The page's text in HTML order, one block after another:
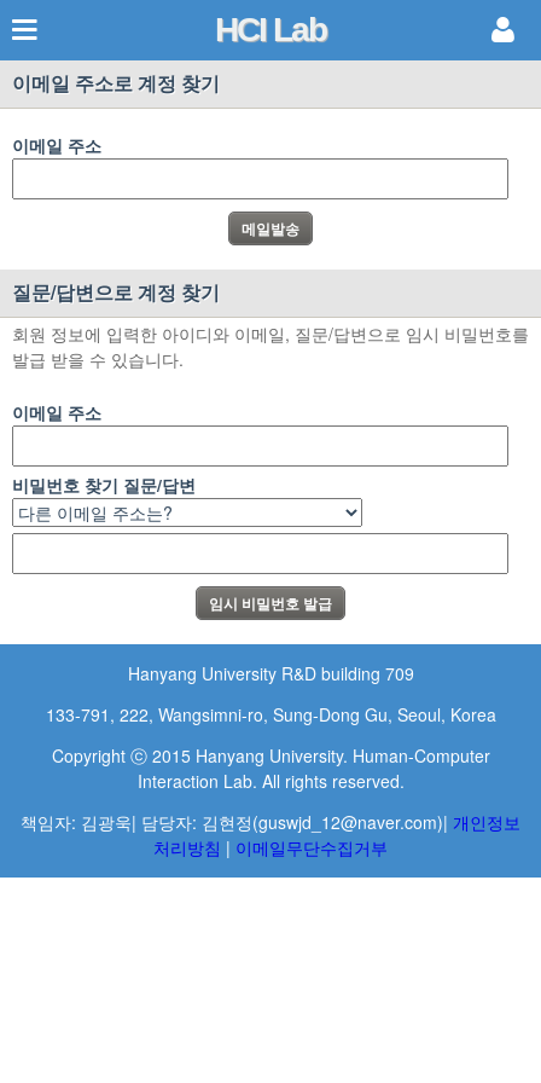
HCI Lab
이메일 주소로 계정 찾기
이메일 주소
질문/답변으로 계정 찾기
회원 정보에 입력한 아이디와 이메일, 질문/답변으로 임시 비밀번호를
발급 받을 수 있습니다.
이메일 주소
비밀번호 찾기 질문/답변
Hanyang University R&D building 709
133-791, 222, Wangsimni-ro, Sung-Dong Gu, Seoul, Korea
Copyright ⓒ 2015 Hanyang University. Human-Computer
Interaction Lab. All rights reserved.
책임자: 김광욱| 담당자: 김현정(guswjd_12@naver.com)| 개인정보
처리방침 | 이메일무단수집거부